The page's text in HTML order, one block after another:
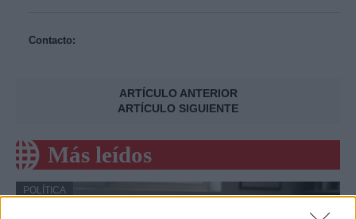
Contacto:
ARTÍCULO ANTERIOR
ARTÍCULO SIGUIENTE
Más leídos
POLÍTICA